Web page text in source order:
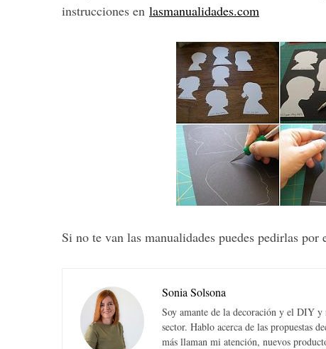
instrucciones en lasmanualidades.com
Si no te van las manualidades puedes pedirlas
Sonia Solsona
Soy amante de la decoración y el DIY y
sector. Hablo acerca de las propuestas
más llaman mi atención, nuevos
S